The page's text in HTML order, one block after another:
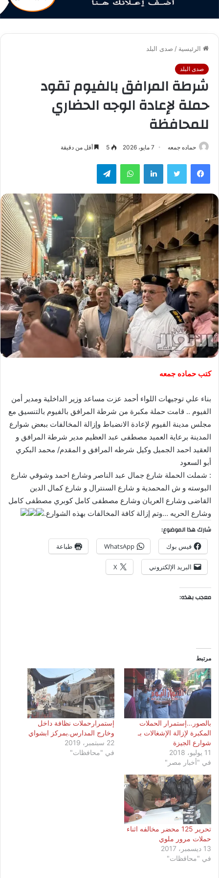
الرئيسية / صدى البلد
صدى البلد
شرطة المرافق بالفيوم تقود
حملة لإعادة الوجه الحضاري
للمحافظة
حماده جمعه 7 مايو، 2026 5 أقل من دقيقة
فيسبوك تويتر لينكدإن واتساب تيلقرام
كتب حماده جمعه
بناء علي توجيهات اللواء أحمد عزت مساعد وزير الداخلية ومدير أمن
الفيوم .. قامت حملة مكبرة من شرطة المرافق بالفيوم بالتنسيق مع
مجلس مدينة الفيوم لإعادة الانضباط وإزالة المخالفات ببعض شوارع
المدينة برعاية العميد مصطفى عبد العظيم مدير شرطة المرافق و
العقيد احمد الجميل وكيل شرطه المرافق و المقدم/ محمد البكري
أبو السعود
‬‏: شملت الحملة شارع جمال عبد الناصر وشارع احمد وشوقي شارع
البوسته و ش المحمدية و شارع السنترال و شارع كمال الدين
القاضى وشارع العريان وشارع مصطفى كامل كوبري مصطفى كامل
وشارع الحريه …وتم إزالة كافة المخالفات بهذه الشوارع.
شارك هذا الموضوع:
فيس بوك WhatsApp طباعة
البريد الإلكتروني X
معجب بهذه:
مرتبط
بالصور…إستمرار الحملات
المكبرة لإزالة الإشغالات بـ
شوارع الجيزة
11 يوليو، 2018
في "أخبار مصر"
إستمرارحملات نظافة داخل
وخارج المدارس.بمركز ابشواي
22 سبتمبر، 2019
في "محافظات"
تحرير 125 محضر مخالفه اثناء
حملات مرور ملوي
13 ديسمبر، 2017
في "محافظات"